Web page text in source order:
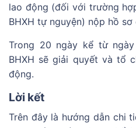
lao động (đối với trường
BHXH tự nguyện) nộp hồ sơ
Trong 20 ngày kể từ
BHXH sẽ giải quyết và tổ
động.
Lời kết
Trên đây là hướng dẫn chi